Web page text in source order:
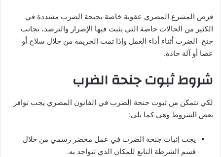
فرض المشرع المصري عقوبة خاصة بجنحة الضرب مشددة في
الكثير من الحالات خاصة التي يثبت فيها الإصرار والترصد، بجانب
جنح الضرب أثناء أداء العمل وإذا تمت الجريمة من خلال سلاح أو
عصا أو آلة حادة.
شروط ثبوت جنحة الضرب
لكي تتمكن من ثبوت جنحة الضرب في القانون المصري يجب توافر
بعض الشروط وهي كما يلي:
يجب إثبات جنحة الضرب في عمل محضر رسمي من خلال
قسم الشرطة التابع للمكان الذي تتواجد به.